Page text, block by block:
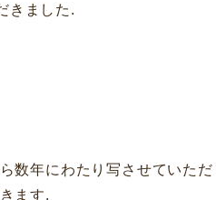
きました.
数年にわたり写させていただ
ます.